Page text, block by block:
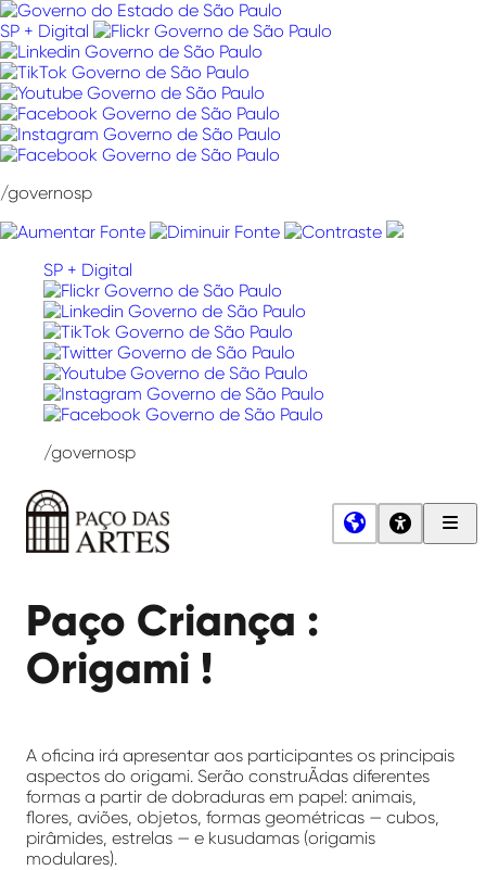
Pular
para
o
conteúdo
SP + Digital
/governosp
SP + Digital
/governosp
Artes
Paço Criança :
Origami !
A oficina irá apresentar aos participantes os principais
aspectos do origami. Serão construÃ­das diferentes
formas a partir de dobraduras em papel: animais,
flores, aviões, objetos, formas geométricas — cubos,
pirâmides, estrelas — e kusudamas (origamis
modulares).